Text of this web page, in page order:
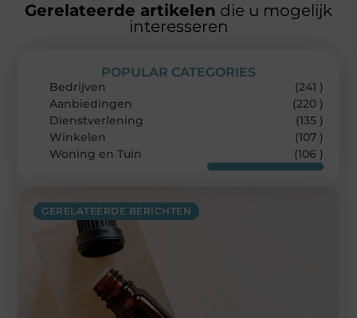
Gerelateerde artikelen die u mogelijk
interesseren
GERELATEERDE BERICHTEN
POPULAR CATEGORIES
Bedrijven
(241 )
Aanbiedingen
(220 )
Dienstverlening
(135 )
Winkelen
(107 )
Woning en Tuin
(106 )